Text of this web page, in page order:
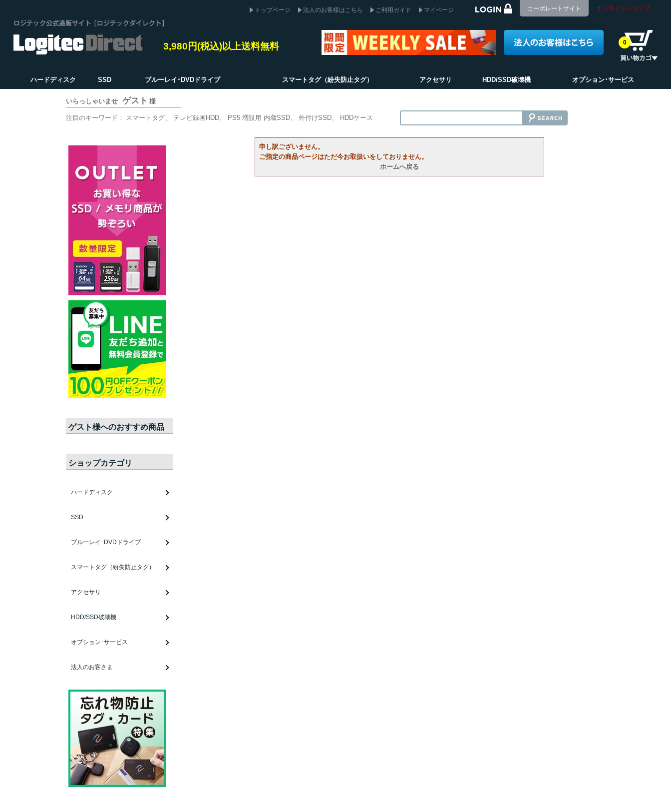
トップページ 法人のお客様はこちら ご利用ガイド マイページ コーポレートサイト オンラインショップ
3,980円(税込)以上送料無料 0
ハードディスク SSD ブルーレイ･DVDドライブ スマートタグ（紛失防止タグ） アクセサリ HDD/SSD破壊機 オプション･サービス
いらっしゃいませ ゲスト 様
注目のキーワード： スマートタグ テレビ録画HDD PS5 増設用 内蔵SSD 外付けSSD HDDケース
申し訳ございません。
ご指定の商品ページはただ今お取扱いをしておりません。
ホームへ戻る
ゲスト様へのおすすめ商品
ショップカテゴリ
ハードディスク
SSD
ブルーレイ･DVDドライブ
スマートタグ（紛失防止タグ）
アクセサリ
HDD/SSD破壊機
オプション･サービス
法人のお客さま